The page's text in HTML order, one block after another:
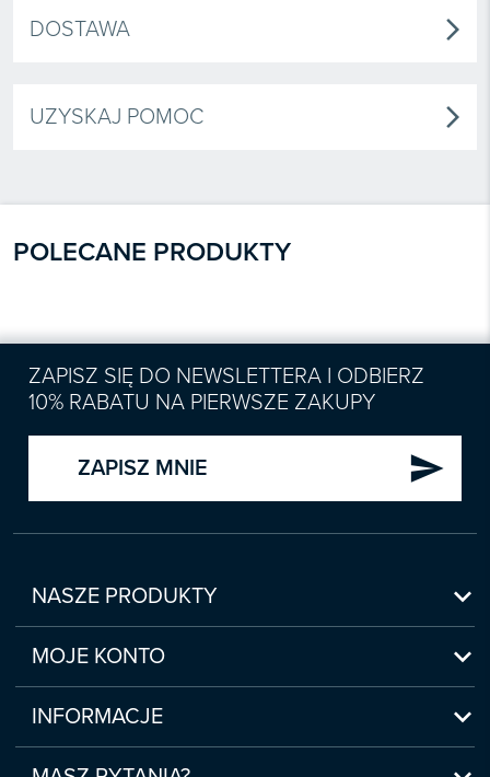
DOSTAWA arrow_forward_ios
UZYSKAJ POMOC arrow_forward_ios
POLECANE PRODUKTY
ZAPISZ SIĘ DO NEWSLETTERA I ODBIERZ
10% RABATU NA PIERWSZE ZAKUPY
ZAPISZ MNIE send
NASZE PRODUKTY 
Nowości
Zapowiedzi
Bestsellery
Czasopisma
Webinaria/Szkolenia
Prawo Pracy i ZUS
MOJE KONTO 
Moje konto
Moje produkty
Historia zakupów
INFORMACJE 
Regulamin sklepu internetowego